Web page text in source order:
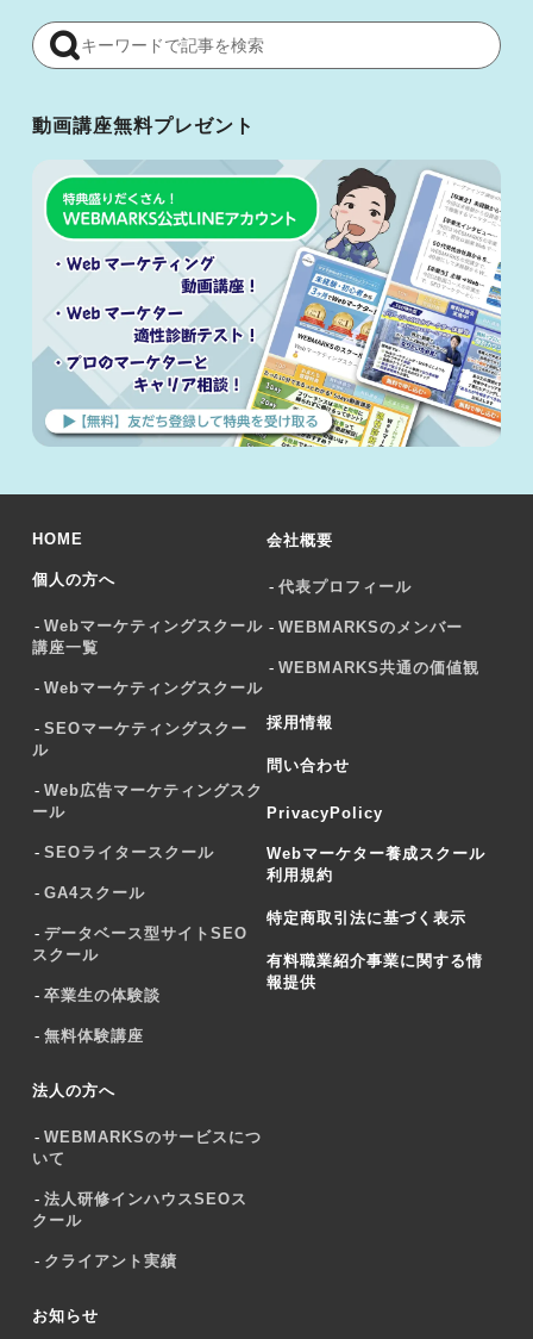
動画講座無料プレゼント
HOME
個人の方へ
Webマーケティングスクール
講座一覧
Webマーケティングスクール
SEOマーケティングスクー
ル
Web広告マーケティングスク
ール
SEOライタースクール
GA4スクール
データベース型サイトSEO
スクール
卒業生の体験談
無料体験講座
法人の方へ
WEBMARKSのサービスにつ
いて
法人研修インハウスSEOス
クール
クライアント実績
お知らせ
会社概要
代表プロフィール
WEBMARKSのメンバー
WEBMARKS共通の価値観
採用情報
問い合わせ
PrivacyPolicy
Webマーケター養成スクール
利用規約
特定商取引法に基づく表示
有料職業紹介事業に関する情
報提供